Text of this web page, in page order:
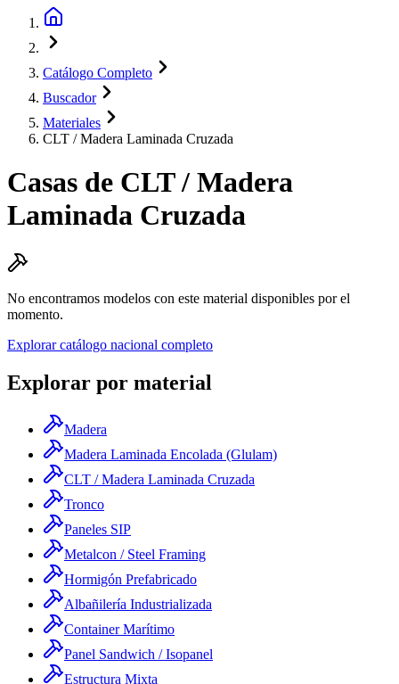
Catálogo Completo
Buscador
Materiales
CLT / Madera Laminada Cruzada
Casas de CLT / Madera
Laminada Cruzada
No encontramos modelos con este material disponibles por el
momento.
Explorar catálogo nacional completo
Explorar por material
Madera
Madera Laminada Encolada (Glulam)
CLT / Madera Laminada Cruzada
Tronco
Paneles SIP
Metalcon / Steel Framing
Hormigón Prefabricado
Albañilería Industrializada
Container Marítimo
Panel Sandwich / Isopanel
Estructura Mixta